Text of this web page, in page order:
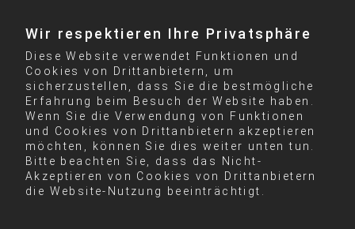
Wir respektieren Ihre Privatsphäre
Diese Website verwendet Funktionen und
Cookies von Drittanbietern, um
sicherzustellen, dass Sie die bestmögliche
Erfahrung beim Besuch der Website haben.
Wenn Sie die Verwendung von Funktionen
und Cookies von Drittanbietern akzeptieren
möchten, können Sie dies weiter unten tun.
Bitte beachten Sie, dass das Nicht-
Akzeptieren von Cookies von Drittanbietern
die Website-Nutzung beeinträchtigt.